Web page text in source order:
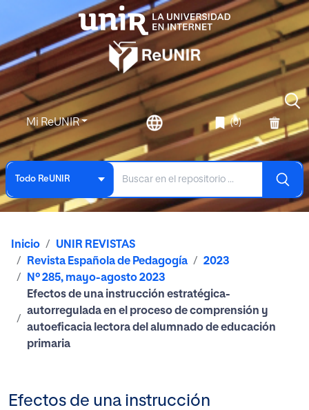
Mi ReUNIR (0)
Todo ReUNIR
Inicio
UNIR REVISTAS
Revista Española de Pedagogía
2023
Nº 285, mayo-agosto 2023
Efectos de una instrucción estratégica-
autorregulada en el proceso de comprensión y
autoeficacia lectora del alumnado de educación
primaria
Efectos de una instrucción